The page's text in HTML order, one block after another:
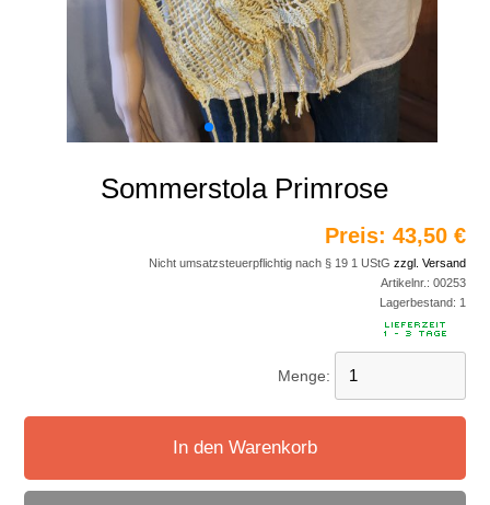
Sommerstola Primrose
Preis: 43,50 €
Nicht umsatzsteuerpflichtig nach § 19 1 UStG zzgl. Versand
Artikelnr.: 00253
Lagerbestand: 1
Menge:
In den Warenkorb